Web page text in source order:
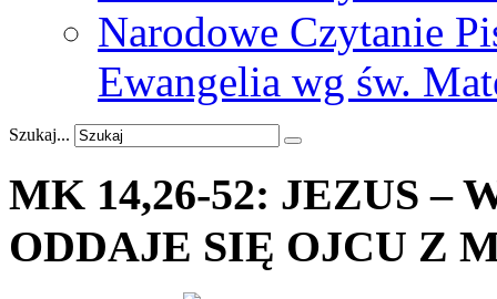
Narodowe Czytanie
Ewangelia wg św.
Szukaj...
MK 14,26-52: JEZUS –
ODDAJE SIĘ OJCU Z